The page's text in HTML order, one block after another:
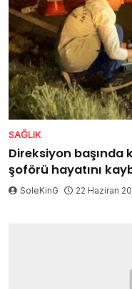
SAĞLIK
Direksiyon başında
şoförü hayatını
SoleKinG 22 Haziran